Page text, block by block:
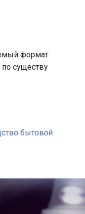
формат
существу
бытовой